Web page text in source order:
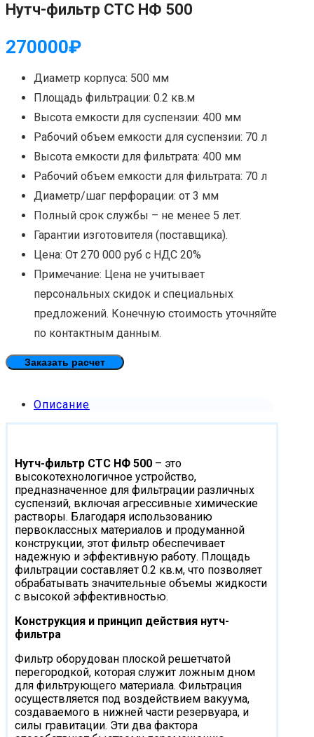
Нутч-фильтр СТС НФ 500
270000₽
Диаметр корпуса: 500 мм
Площадь фильтрации: 0.2 кв.м
Высота емкости для суспензии: 400 мм
Рабочий объем емкости для суспензии: 70 л
Высота емкости для фильтрата: 400 мм
Рабочий объем емкости для фильтрата: 70 л
Диаметр/шаг перфорации: от 3 мм
Полный срок службы – не менее 5 лет.
Гарантии изготовителя (поставщика).
Цена: От 270 000 руб с НДС 20%
Примечание: Цена не учитывает
персональных скидок и специальных
предложений. Конечную стоимость уточняйте
по контактным данным.
Заказать расчет
Описание
Нутч-фильтр СТС НФ 500 – это
высокотехнологичное устройство,
предназначенное для фильтрации различных
суспензий, включая агрессивные химические
растворы. Благодаря использованию
первоклассных материалов и продуманной
конструкции, этот фильтр обеспечивает
надежную и эффективную работу. Площадь
фильтрации составляет 0.2 кв.м, что позволяет
обрабатывать значительные объемы жидкости
с высокой эффективностью.
Конструкция и принцип действия нутч-
фильтра
Фильтр оборудован плоской решетчатой
перегородкой, которая служит ложным дном
для фильтрующего материала. Фильтрация
осуществляется под воздействием вакуума,
создаваемого в нижней части резервуара, и
силы гравитации. Эти два фактора